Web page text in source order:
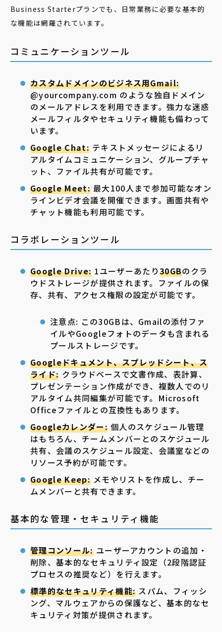
Business Starterプランでも、日常業務に必要な基本的
な機能は網羅されています。
コミュニケーションツール
カスタムドメインのビジネス用Gmail:
@yourcompany.com のような独自ドメイン
のメールアドレスを利用できます。強力な迷惑
メールフィルタやセキュリティ機能も備わって
います。
Google Chat:テキストメッセージによるリ
アルタイムコミュニケーション、グループチャ
ット、ファイル共有が可能です。
Google Meet:最大100人まで参加可能なオン
ラインビデオ会議を開催できます。画面共有や
チャット機能も利用可能です。
コラボレーションツール
Google Drive: 1ユーザーあたり30GBのクラ
ウドストレージが提供されます。ファイルの保
存、共有、アクセス権限の設定が可能です。
注意点: この30GBは、Gmailの添付ファ
イルやGoogleフォトのデータも含まれる
プールストレージです。
Googleドキュメント、スプレッドシート、ス
ライド: クラウドベースで文書作成、表計算、
プレゼンテーション作成ができ、複数人でのリ
アルタイム共同編集が可能です。Microsoft
Officeファイルとの互換性もあります。
Googleカレンダー:個人のスケジュール管理
はもちろん、チームメンバーとのスケジュール
共有、会議のスケジュール設定、会議室などの
リソース予約が可能です。
Google Keep:メモやリストを作成し、チー
ムメンバーと共有できます。
基本的な管理・セキュリティ機能
管理コンソール:ユーザーアカウントの追加・
削除、基本的なセキュリティ設定（2段階認証
プロセスの推奨など）を行えます。
標準的なセキュリティ機能: スパム、フィッシ
ング、マルウェアからの保護など、基本的なセ
キュリティ対策が提供されます。